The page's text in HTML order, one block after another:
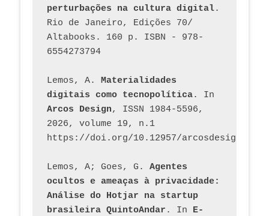
perturbações na cultura digital.
Rio de Janeiro, Edições 70/
Altabooks. 160 p. ISBN - 978-
6554273794
Lemos, A. Materialidades
digitais como tecnopolítica
Arcos Design, ISSN 1984-5596,
2026, volume 19, n.1
https://doi.org/10.12957/
Lemos, A; Goes, G. Agentes
ocultos e ameaças à privacidade:
Análise do Hotjar na startup
brasileira QuintoAndar . In E-